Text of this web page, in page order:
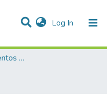
Log In (current)
1. Publicaciones y eventos institucionales